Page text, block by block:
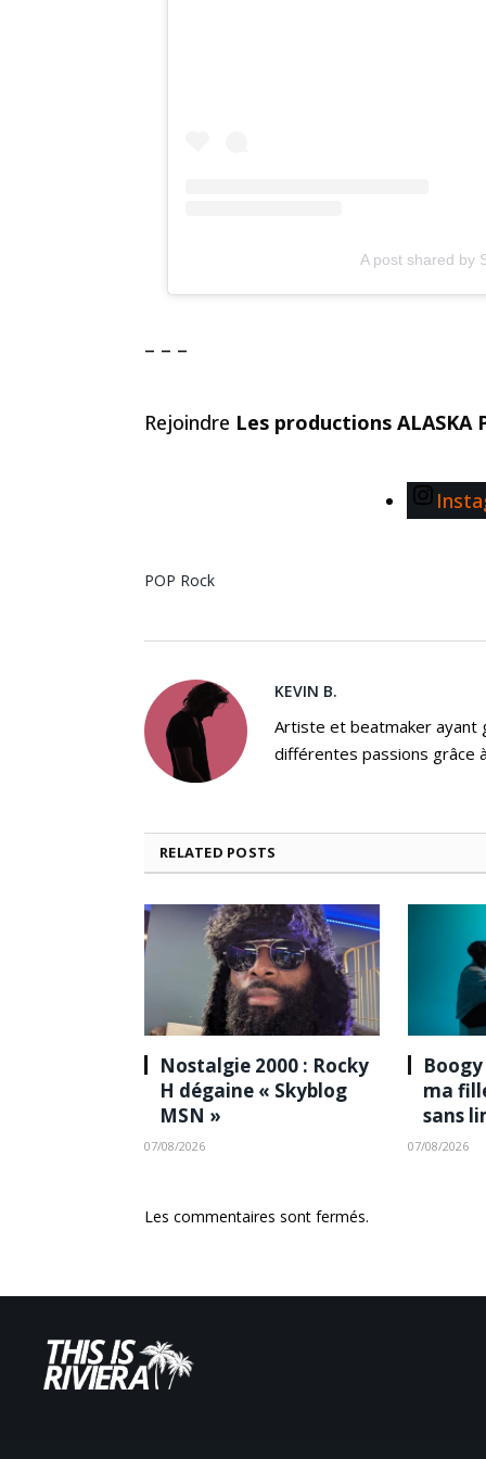
A post shared by
– – –
Rejoindre Les productions ALASKA
POP Rock
KEVIN B.
Artiste et beatmaker ayant
différentes passions grâce
RELATED POSTS
Nostalgie 2000 : Rocky
H dégaine « Skyblog
MSN »
07/08/2026
ma
sans
07/08/2026
Les commentaires sont fermés.